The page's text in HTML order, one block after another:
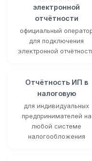
электронной
отчётности
официальный
для подключения
электронной
Отчётность ИП в
налоговую
для индивидуальных
предпринимателей на
любой системе
налогообложения